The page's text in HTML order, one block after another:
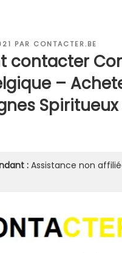
PAR CONTACTER.BE
contacter
–
Spiritueux
: Assistance non